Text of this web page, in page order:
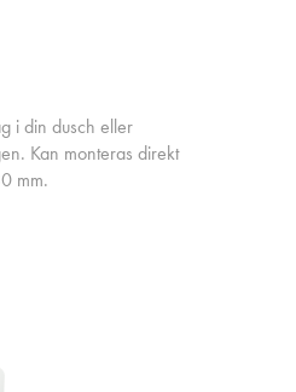
i din dusch eller
Kan monteras direkt
mm.